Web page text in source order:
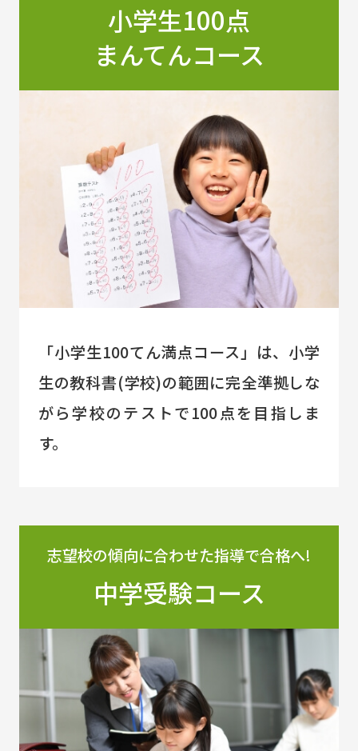
小学生100点
まんてんコース
「小学生100てん満点コース」は、小学
生の教科書(学校)の範囲に完全準拠しな
がら学校のテストで100点を目指しま
す。
志望校の傾向に合わせた指導で合格へ!
中学受験コース